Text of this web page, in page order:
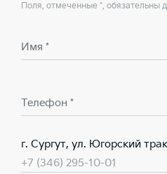
Поля, отмеченные *, обязательны
Имя *
Телефон *
г. Сургут, ул. Югорский
+7 (346) 295-10-01